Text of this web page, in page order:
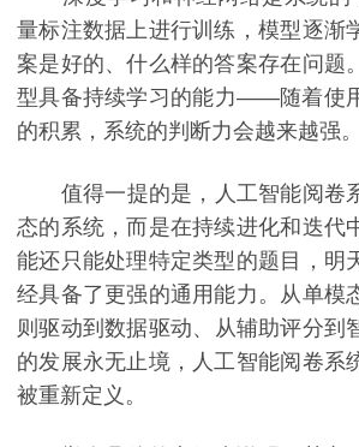
量标注数据上进行训练，模型逐渐
案是好的、什么样的答案存在问题
型具备持续学习的能力——随着使
的积累，系统的判断力会越来越强。
值得一提的是，人工智能阅卷
态的系统，而是在持续进化和迭代
能还只能处理特定类型的题目，明
经具备了更强的通用能力。从单模
则驱动到数据驱动、从辅助评分
的发展永无止境，人工智能阅卷系
被重新定义。